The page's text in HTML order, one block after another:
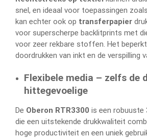
snel, en ideaal voor toepassingen
kan echter ook op transferpapier
voor superscherpe backlitprints met
voor zeer rekbare stoffen. Het
doordrukken van inkt en de verspilling
Flexibele media – zelfs de
hittegevoelige
De Oberon RTR3300 is een robuuste
die een uitstekende drukkwaliteit
hoge productiviteit en een uniek